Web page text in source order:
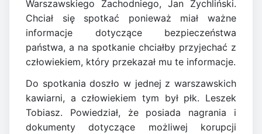
Warszawskiego Zachodniego, Jan Żychliński.
Chciał się spotkać ponieważ miał ważne
informacje dotyczące bezpieczeństwa
państwa, a na spotkanie chciałby przyjechać z
człowiekiem, który przekazał mu te informacje.
Do spotkania doszło w jednej z warszawskich
kawiarni, a człowiekiem tym był płk. Leszek
Tobiasz. Powiedział, że posiada nagrania i
dokumenty dotyczące możliwej korupcji